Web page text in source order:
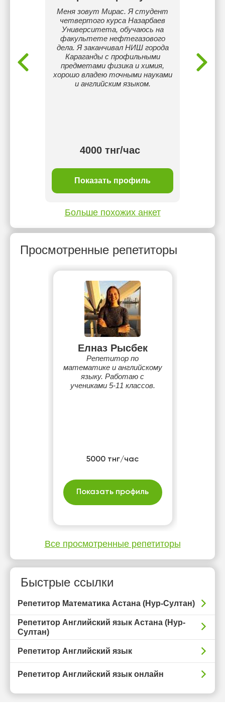
Меня зовут Мирас. Я студент
четвертого курса Назарбаев
Университета, обучаюсь на
факультете нефтегазового
дела. Я заканчивал НИШ города
Караганды с профильными
предметами физика и химия,
хорошо владею точными науками
и английским языком.
4000 тнг/час
Показать профиль
Больше похожих анкет
Просмотренные репетиторы
Елназ Рысбек
Репетитор по
математике и английскому
языку. Работаю с
учениками 5-11 классов.
5000 тнг/час
Показать профиль
Все просмотренные репетиторы
Быстрые ссылки
Репетитор Математика Астана (Нур-Султан)
Репетитор Английский язык Астана (Нур-
Султан)
Репетитор Английский язык
Репетитор Английский язык онлайн